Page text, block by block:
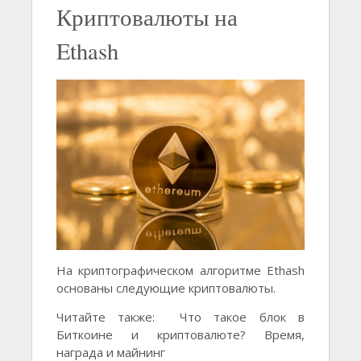
Криптовалюты на
Ethash
На криптографическом алгоритме Ethash
основаны следующие криптовалюты.
Читайте также: Что такое блок в
Биткоине и криптовалюте? Время,
награда и майнинг